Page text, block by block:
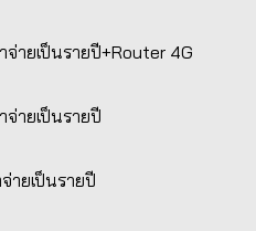
จ่ายเป็นรายปี+Router 4G
จ่ายเป็นรายปี
ายเป็นรายปี